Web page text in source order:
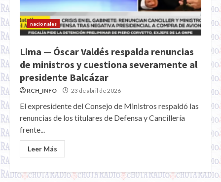
nacionales
Lima — Óscar Valdés respalda renuncias
de ministros y cuestiona severamente al
presidente Balcázar
RCH_INFO 23 de abril de 2026
El expresidente del Consejo de Ministros respaldó las
renuncias de los titulares de Defensa y Cancillería
frente...
Leer Más